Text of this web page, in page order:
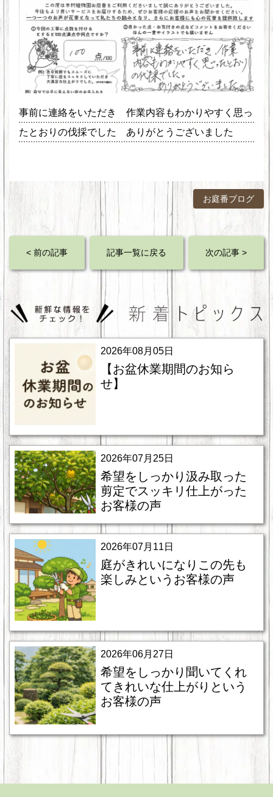
事前に連絡をいただき 作業内容もわかりやすく思っ
たとおりの伐採でした ありがとうございました
お庭番ブログ
< 前の記事 記事一覧に戻る 次の記事 >
2026年08月05日
【お盆休業期間のお知ら
せ】
2026年07月25日
希望をしっかり汲み取った
剪定でスッキリ仕上がった
お客様の声
2026年07月11日
庭がきれいになりこの先も
楽しみというお客様の声
2026年06月27日
希望をしっかり聞いてくれ
てきれいな仕上がりという
お客様の声